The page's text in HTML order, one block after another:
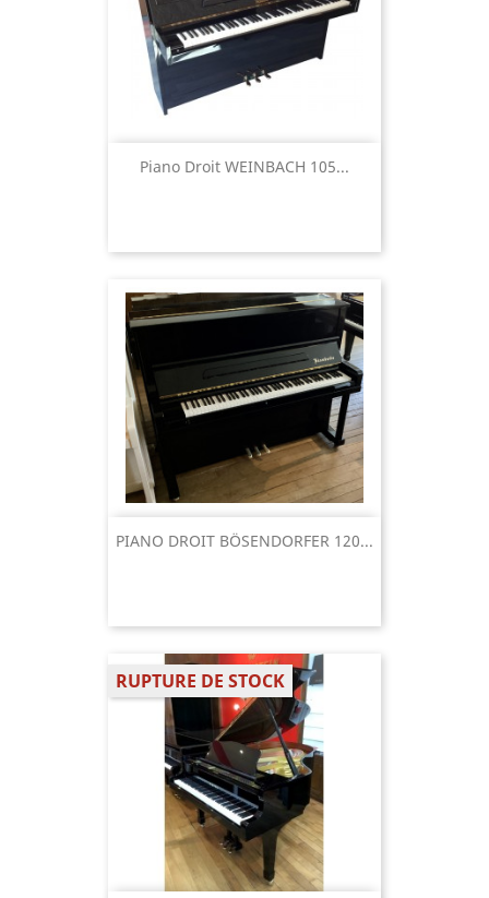
Piano Droit WEINBACH 105...
PIANO DROIT BÖSENDORFER 120...
RUPTURE DE STOCK